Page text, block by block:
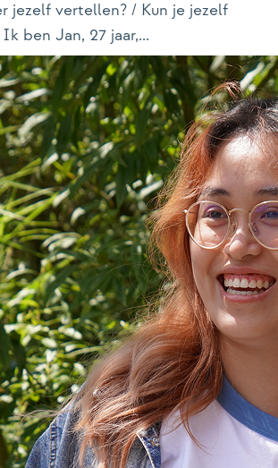
jezelf vertellen? / Kun je jezelf
ben Jan, 27 jaar,...